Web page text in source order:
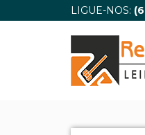
LIGUE-NOS: